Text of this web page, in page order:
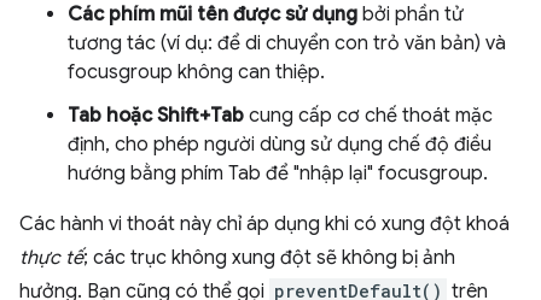
Các phím mũi tên được sử dụng bởi phần tử
tương tác (ví dụ: để di chuyển con trỏ văn bản) và
focusgroup không can thiệp.
Tab hoặc Shift+Tab cung cấp cơ chế thoát mặc
định, cho phép người dùng sử dụng chế độ điều
hướng bằng phím Tab để "nhập lại" focusgroup.
Các hành vi thoát này chỉ áp dụng khi có xung đột khoá
thực tế; các trục không xung đột sẽ không bị ảnh
hưởng. Bạn cũng có thể gọi preventDefault() trên